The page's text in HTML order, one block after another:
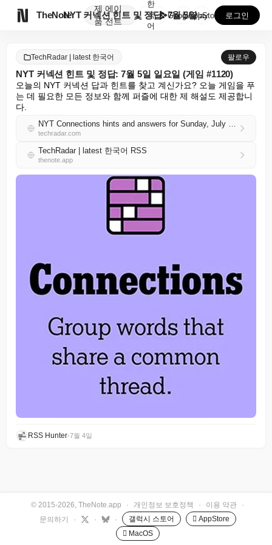
TheNote
제
품
에이
전트
NYT 커넥션 힌트 및 정답: 7월 5일 일요일 (게임...
한
국
어
GooglePlay
AppStore 로그인
TechRadar | latest 한국어 팔로우
NYT 커넥션 힌트 및 정답: 7월 5일 일요일 (게임 #1120)
오늘의 NYT 커넥션 답과 힌트를 찾고 계신가요? 오늘 게임을 푸
는 데 필요한 모든 정보와 함께 퍼즐에 대한 제 해설도 제공합니
다.
NYT Connections hints and answers for Sunday, July 5 (game #1120)
techradar.com
TechRadar | latest 한국어 RSS
thenote.app
RSS Hunter•7월 4일
© 2015-2026, TheNote.app · 개인정보 보호정책 · 이용 약관
·
문의하기
· · · 갤럭시 스토어
 AppStore
 MacOS